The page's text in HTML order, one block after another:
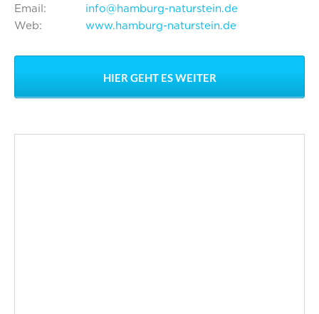
Email:
info@hamburg-naturstein.de
Web:
www.hamburg-naturstein.de
HIER GEHT ES WEITER